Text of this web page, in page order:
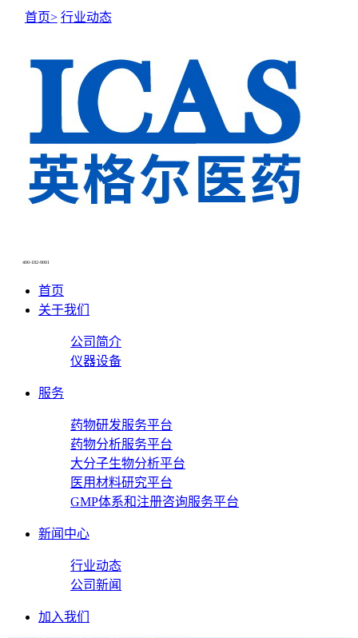
400-182-9001
首页
关于我们
公司简介
仪器设备
服务
药物研发服务平台
药物分析服务平台
大分子生物分析平台
医用材料研究平台
GMP体系和注册咨询服务平台
新闻中心
行业动态
公司新闻
加入我们
NEWS CENTER
首页> 行业动态